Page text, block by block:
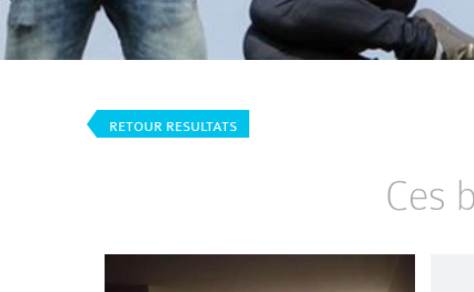
RETOUR RESULTATS
Ces